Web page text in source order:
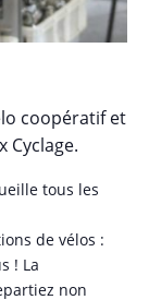
coopératif et
Cyclage.
tous les
de vélos :
! La
non